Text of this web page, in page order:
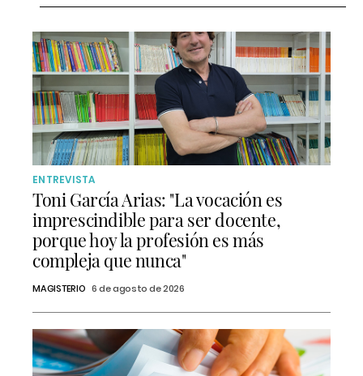
ENTREVISTA
Toni García Arias: "La vocación es
imprescindible para ser docente,
porque hoy la profesión es más
compleja que nunca"
MAGISTERIO 6 de agosto de 2026